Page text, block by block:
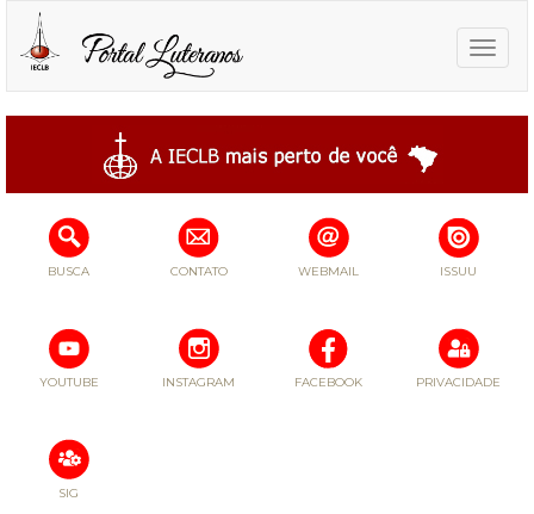
Toggle
BUSCA CONTATO WEBMAIL ISSUU
YOUTUBE INSTAGRAM FACEBOOK PRIVACIDADE
SIG